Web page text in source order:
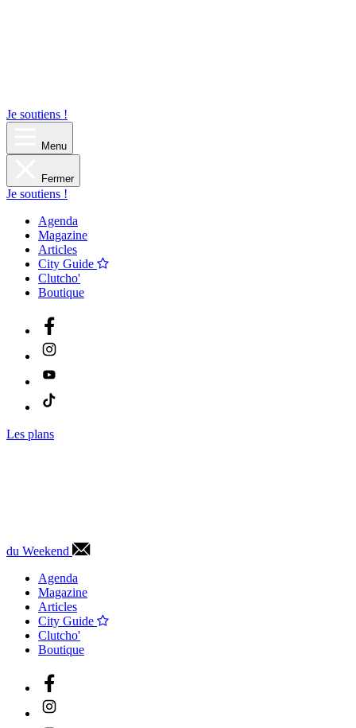
Je soutiens !
Menu
Fermer
Je soutiens !
Agenda
Magazine
Articles
City Guide
Clutcho'
Boutique
Les plans
du Weekend
Agenda
Magazine
Articles
City Guide
Clutcho'
Boutique